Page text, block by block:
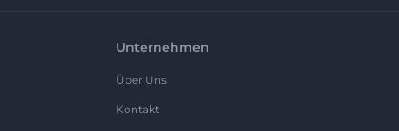
Unternehmen
Über Uns
Kontakt